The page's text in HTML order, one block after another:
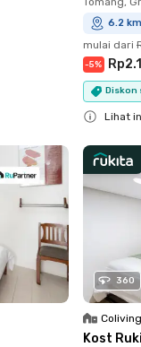
6.2
mulai dari
-5%
Diskon
Lihat
360
Coliving
Kost